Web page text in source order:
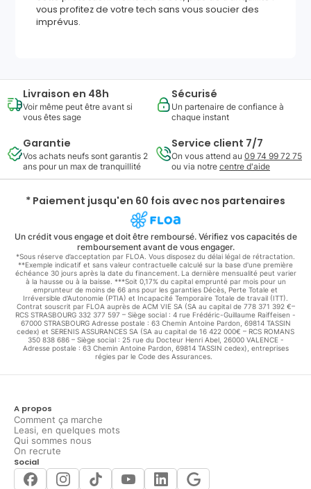
vous profitez de votre tech sans vous soucier des
imprévus.
Livraison en 48h
Voir même peut être avant si
vous êtes sage
Sécurisé
Un partenaire de confiance à
chaque instant
Garantie
Vos achats neufs sont garantis 2
ans pour un max de tranquillité
Service client 7/7
On vous attend au 09 74 99 72 75
ou via notre centre d'aide
* Paiement jusqu'en 60 fois avec nos partenaires
Un crédit vous engage et doit être remboursé. Vérifiez vos capacités de
remboursement avant de vous engager.
*Sous réserve d’acceptation par FLOA. Vous disposez du délai légal de rétractation.
**Exemple indicatif et sans valeur contractuelle calculé sur la base d'une première
échéance 30 jours après la date du financement. La dernière mensualité peut varier
à la hausse ou à la baisse. ***Soit 0,17% du capital emprunté par mois pour un
emprunteur de moins de 66 ans pour les garanties Décès, Perte Totale et
Irréversible d'Autonomie (PTIA) et Incapacité Temporaire Totale de travail (ITT).
Contrat souscrit par FLOA auprès de ACM VIE SA (SA au capital de 778 371 392 €–
RCS STRASBOURG 332 377 597 – Siège social : 4 rue Frédéric-Guillaume Raiffeisen -
67000 STRASBOURG Adresse postale : 63 Chemin Antoine Pardon, 69814 TASSIN
cedex) et SERENIS ASSURANCES SA (SA au capital de 16 422 000€ – RCS ROMANS
350 838 686 – Siège social : 25 rue du Docteur Henri Abel, 26000 VALENCE -
Adresse postale : 63 Chemin Antoine Pardon, 69814 TASSIN cedex), entreprises
régies par le Code des Assurances.
A propos
Comment ça marche
Leasi, en quelques mots
Qui sommes nous
On recrute
Social